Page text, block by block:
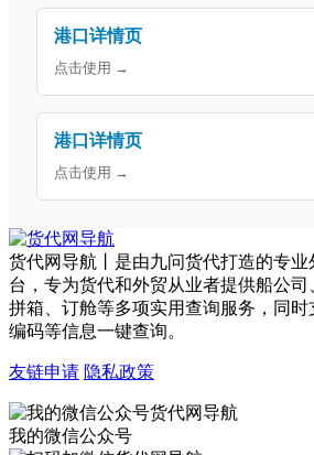
港口详情页
点击使用 →
港口详情页
点击使用 →
货代网导航丨是由九问货代打造的专业
台，专为货代和外贸从业者提供船公司
拼箱、订舱等多项实用查询服务，同时
编码等信息一键查询。
友链申请 隐私政策
我的微信公众号